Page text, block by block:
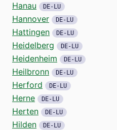
Hanau DE-LU
Hannover DE-LU
Hattingen DE-LU
Heidelberg DE-LU
Heidenheim DE-LU
Heilbronn DE-LU
Herford DE-LU
Herne DE-LU
Herten DE-LU
Hilden DE-LU